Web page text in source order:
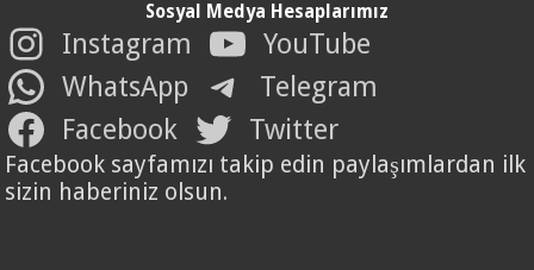
Sosyal Medya Hesaplarımız
Instagram
YouTube
WhatsApp
Telegram
Facebook
Twitter
Facebook sayfamızı takip edin paylaşımlardan ilk
sizin haberiniz olsun.